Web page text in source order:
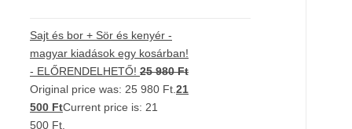
Sajt és bor + Sör és kenyér -
magyar kiadások egy kosárban!
- ELŐRENDELHETŐ! 25 980Ft
Original price was: 25 980 Ft.21
500 FtCurrent price is: 21
500 Ft.